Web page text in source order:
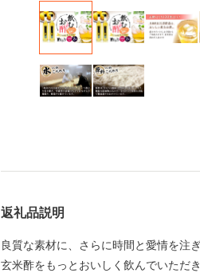
返礼品説明
良質な素材に、さらに時間と愛情を注ぎ
玄米酢をもっとおいしく飲んでいただ